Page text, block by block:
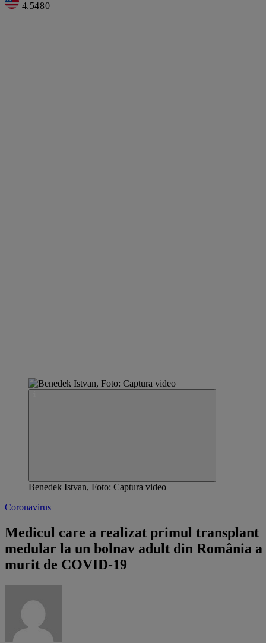
4.5480
Benedek Istvan, Foto: Captura video
Coronavirus
Medicul care a realizat primul transplant
medular la un bolnav adult din România a
murit de COVID-19